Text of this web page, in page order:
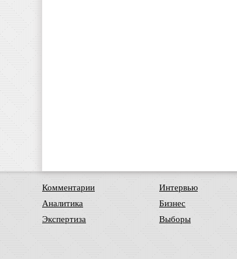
Комментарии
Аналитика
Экспертиза
Интервью
Бизнес
Выборы